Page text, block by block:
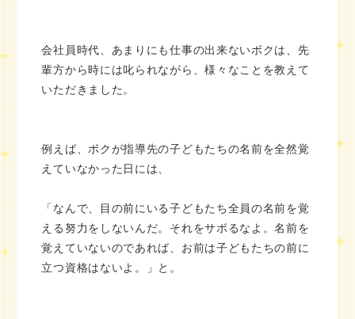
会社員時代、あまりにも仕事の出来ないボクは、先
輩方から時には叱られながら、様々なことを教えて
いただきました。
例えば、ボクが指導先の子どもたちの名前を全然覚
えていなかった日には、
「なんで、目の前にいる子どもたち全員の名前を覚
える努力をしないんだ。それをサボるなよ。名前を
覚えていないのであれば、お前は子どもたちの前に
立つ資格はないよ。」と。